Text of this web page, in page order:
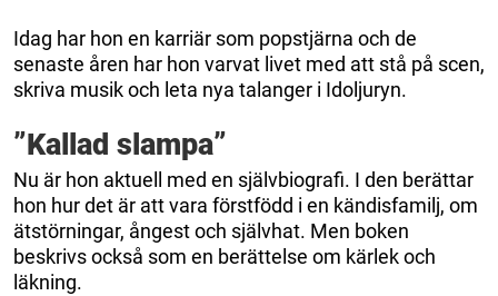
Idag har hon en karriär som popstjärna och de
senaste åren har hon varvat livet med att stå på scen,
skriva musik och leta nya talanger i Idoljuryn.
”Kallad slampa”
Nu är hon aktuell med en självbiografi. I den berättar
hon hur det är att vara förstfödd i en kändisfamilj, om
ätstörningar, ångest och självhat. Men boken
beskrivs också som en berättelse om kärlek och
läkning.